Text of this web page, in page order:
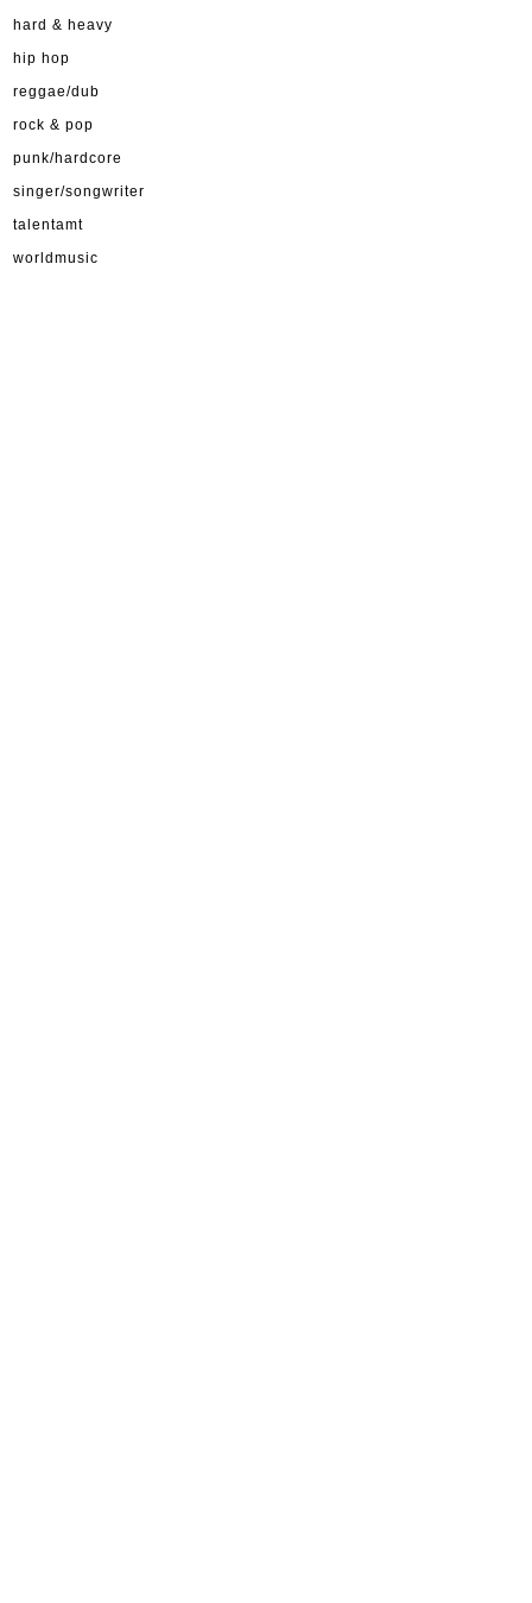
hard & heavy
hip hop
reggae/dub
rock & pop
punk/hardcore
singer/songwriter
talentamt
worldmusic